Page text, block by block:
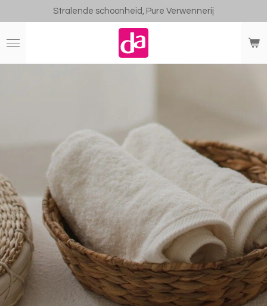
direct
naar
hoofdinhoud
Stralende schoonheid, Pure Verwennerij